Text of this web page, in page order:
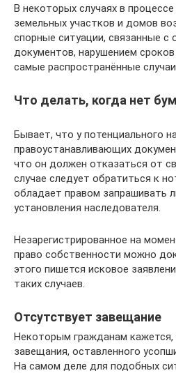
В некоторых случаях в процессе
земельных участков и домов
спорные ситуации, связанные с
документов, нарушением
самые распространённые
Что делать, когда нет
Бывает, что у потенциального
правоустанавливающих
что он должен отказаться от
случае следует обратиться к
обладает правом запрашивать
установления наследователя.
Незарегистрированное на
право собственности можно
этого пишется исковое
таких случаев.
Отсутствует завещание
Некоторым гражданам кажется,
завещания, оставленного
На самом деле для подобных